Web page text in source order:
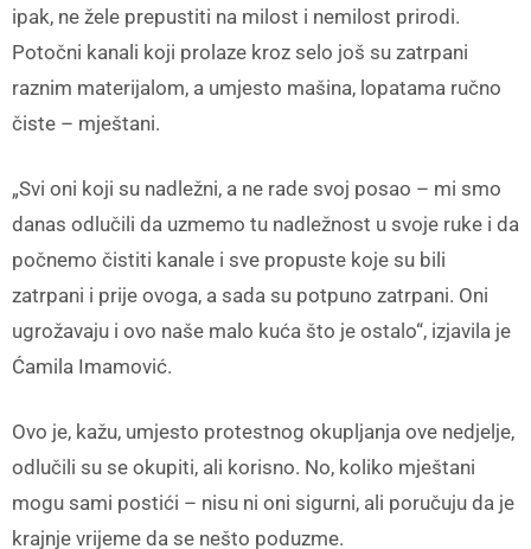
ipak, ne žele prepustiti na milost i nemilost prirodi.
Potočni kanali koji prolaze kroz selo još su zatrpani
raznim materijalom, a umjesto mašina, lopatama ručno
čiste – mještani.
„Svi oni koji su nadležni, a ne rade svoj posao – mi smo
danas odlučili da uzmemo tu nadležnost u svoje ruke i da
počnemo čistiti kanale i sve propuste koje su bili
zatrpani i prije ovoga, a sada su potpuno zatrpani. Oni
ugrožavaju i ovo naše malo kuća što je ostalo“, izjavila je
Ćamila Imamović.
Ovo je, kažu, umjesto protestnog okupljanja ove nedjelje,
odlučili su se okupiti, ali korisno. No, koliko mještani
mogu sami postići – nisu ni oni sigurni, ali poručuju da je
krajnje vrijeme da se nešto poduzme.